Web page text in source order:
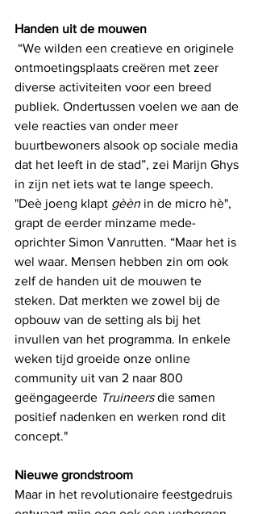
Handen uit de mouwen
ontmoetingsplaats creëren met zeer
diverse activiteiten voor een breed
publiek. Ondertussen voelen we aan de
vele reacties van onder meer
buurtbewoners alsook op sociale media
dat het leeft in de stad”, zei Marijn Ghys
in zijn net iets wat te lange speech.
"Deè joeng klapt gèèn in de micro hè",
grapt de eerder minzame mede-
oprichter Simon Vanrutten. “Maar het is
wel waar. Mensen hebben zin om ook
zelf de handen uit de mouwen te
steken. Dat merkten we zowel bij de
opbouw van de setting als bij het
invullen van het programma. In enkele
weken tijd groeide onze online
community uit van 2 naar 800
geëngageerde Truineers die samen
positief nadenken en werken rond dit
concept."
Nieuwe grondstroom
Maar in het revolutionaire feestgedruis